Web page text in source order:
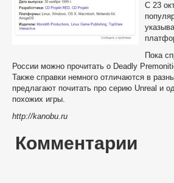
С 23
Пока
России можно прочитать о Deadly
Также справки немного отличаются в
предлагают почитать про серию Unreal и
похожих игры.
http://kanobu.ru
Комментарии